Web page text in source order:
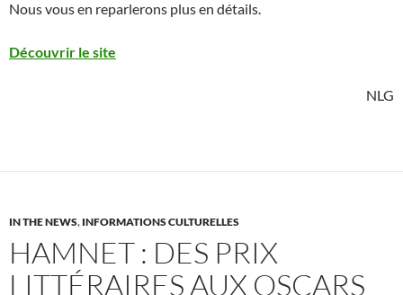
Nous vous en reparlerons plus en détails.
Découvrir le site
NLG
IN THE NEWS, INFORMATIONS CULTURELLES
HAMNET : DES PRIX
LITTÉRAIRES AUX OSCARS